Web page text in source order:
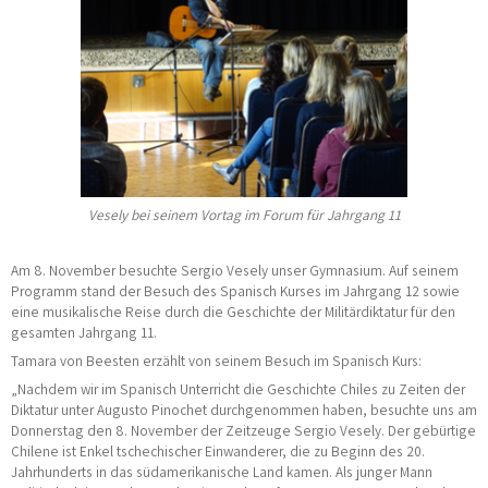
Vesely bei seinem Vortag im Forum für Jahrgang 11
Am 8. November besuchte Sergio Vesely unser Gymnasium. Auf seinem
Programm stand der Besuch des Spanisch Kurses im Jahrgang 12 sowie
eine musikalische Reise durch die Geschichte der Militärdiktatur für den
gesamten Jahrgang 11.
Tamara von Beesten erzählt von seinem Besuch im Spanisch Kurs:
„Nachdem wir im Spanisch Unterricht die Geschichte Chiles zu Zeiten der
Diktatur unter Augusto Pinochet durchgenommen haben, besuchte uns am
Donnerstag den 8. November der Zeitzeuge Sergio Vesely. Der gebürtige
Chilene ist Enkel tschechischer Einwanderer, die zu Beginn des 20.
Jahrhunderts in das südamerikanische Land kamen. Als junger Mann